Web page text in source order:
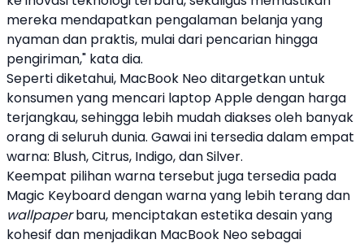
mereka mendapatkan pengalaman belanja yang
nyaman dan praktis, mulai dari pencarian hingga
pengiriman," kata dia.
Seperti diketahui, MacBook Neoditargetkan untuk
konsumen yang mencari laptopAppledengan harga
terjangkau, sehingga lebih mudah diakses oleh banyak
orang di seluruh dunia. Gawai ini tersedia dalam empat
warna: Blush, Citrus, Indigo, dan Silver.
Keempat pilihan warna tersebut juga tersedia pada
Magic Keyboard dengan warna yang lebih terang dan
wallpaperbaru, menciptakan estetika desain yang
kohesif dan menjadikan MacBook Neosebagai